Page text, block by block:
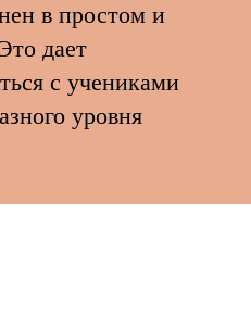
в простом и
дает
с учениками
уровня